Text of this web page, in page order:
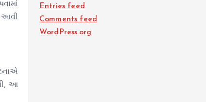
આવી
આ
Entries feed
Comments feed
WordPress.org